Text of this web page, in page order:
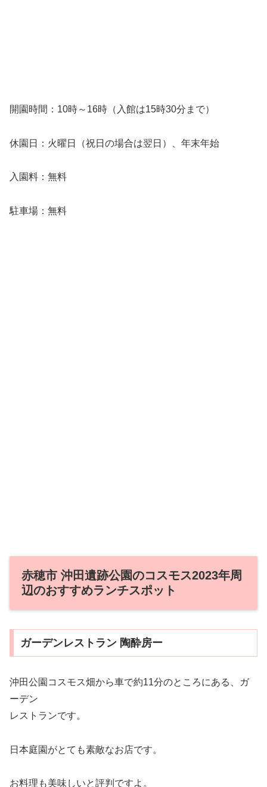
開園時間：10時～16時（入館は15時30分まで）
休園日：火曜日（祝日の場合は翌日）、年末年始
入園料：無料
駐車場：無料
赤穂市 沖田遺跡公園のコスモス2023年周
辺のおすすめランチスポット
ガーデンレストラン 陶酔房ー
沖田公園コスモス畑から車で約11分のところにある、ガ
ーデン
レストランです。
日本庭園がとても素敵なお店です。
お料理も美味しいと評判ですよ。